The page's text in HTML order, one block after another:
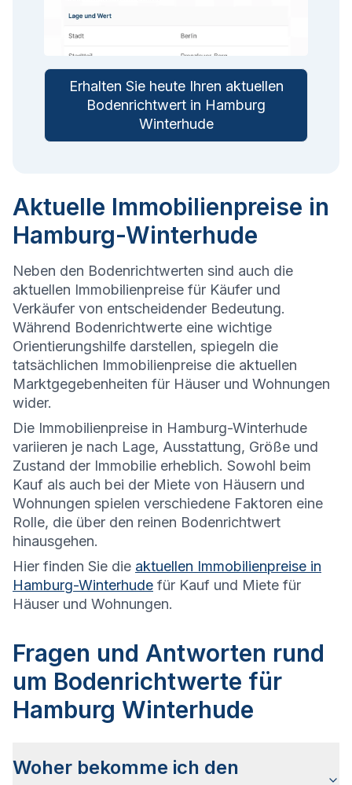
Erhalten Sie heute Ihren aktuellen
Bodenrichtwert in Hamburg
Winterhude
Aktuelle Immobilienpreise in
Hamburg-Winterhude
Neben den Bodenrichtwerten sind auch die
aktuellen Immobilienpreise für Käufer und
Verkäufer von entscheidender Bedeutung.
Während Bodenrichtwerte eine wichtige
Orientierungshilfe darstellen, spiegeln die
tatsächlichen Immobilienpreise die aktuellen
Marktgegebenheiten für Häuser und Wohnungen
wider.
Die Immobilienpreise in Hamburg-Winterhude
variieren je nach Lage, Ausstattung, Größe und
Zustand der Immobilie erheblich. Sowohl beim
Kauf als auch bei der Miete von Häusern und
Wohnungen spielen verschiedene Faktoren eine
Rolle, die über den reinen Bodenrichtwert
hinausgehen.
Hier finden Sie die aktuellen Immobilienpreise in
Hamburg-Winterhude für Kauf und Miete für
Häuser und Wohnungen.
Fragen und Antworten rund
um Bodenrichtwerte für
Hamburg Winterhude
Woher bekomme ich den